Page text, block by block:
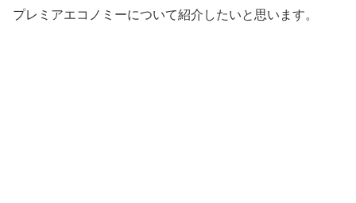
プレミアエコノミーについて紹介したいと思います。